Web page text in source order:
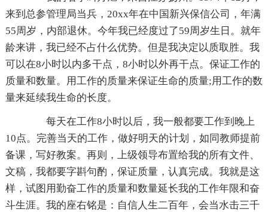
来到总参管理局当兵，20xx年在中国新兴保信公司，年满
55周岁，内部退休。今年我已经度过了59周岁生日。就年
龄来讲，我已经不占什么优势。但是我决定以质取胜。我
可以在8小时以内多干点，8小时以外再干点。保证工作的
质量和数量。用工作的质量来保证生命的质量;用工作的数
量来延续我生命的长度。
每天在工作8小时以后，我一般都要工作到晚上
10点。完善当天的工作，做好明天的计划，如同教师提前
备课，写好教案。再则，上级领导布置给我的所有文件、
文稿，我都要字斟句酌，保证质量，认真完成。我就是这
样，试图用勤奋工作的质量和数量延长我的工作年限和奋
斗生涯。我的座右铭是：自信人生二百年，会当水击三千